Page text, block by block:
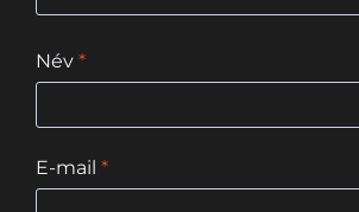
Név *
E-mail *